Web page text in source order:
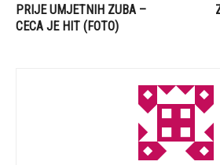
PRIJE UMJETNIH ZUBA –
CECA JE HIT (FOTO)